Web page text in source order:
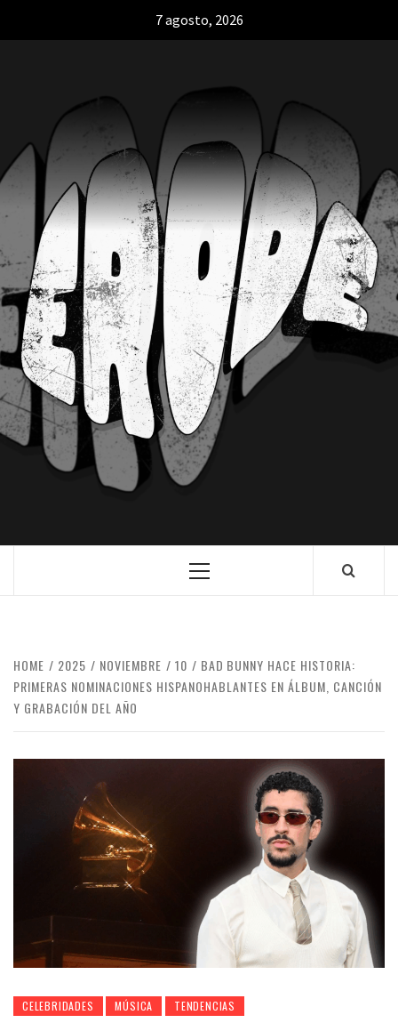
7 agosto, 2026
HOME 2025 NOVIEMBRE 10
BAD BUNNY HACE HISTORIA:
PRIMERAS NOMINACIONES HISPANOHABLANTES EN ÁLBUM, CANCIÓN
Y GRABACIÓN DEL AÑO
CELEBRIDADES MÚSICA TENDENCIAS